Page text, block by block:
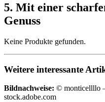
5. Mit einer
Genuss
Keine Produkte gefunden.
Weitere interessante
Bildnachweise: © monticellllo
stock.adobe.com